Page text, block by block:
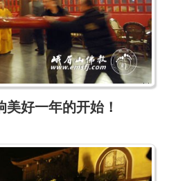
好一年的开始！